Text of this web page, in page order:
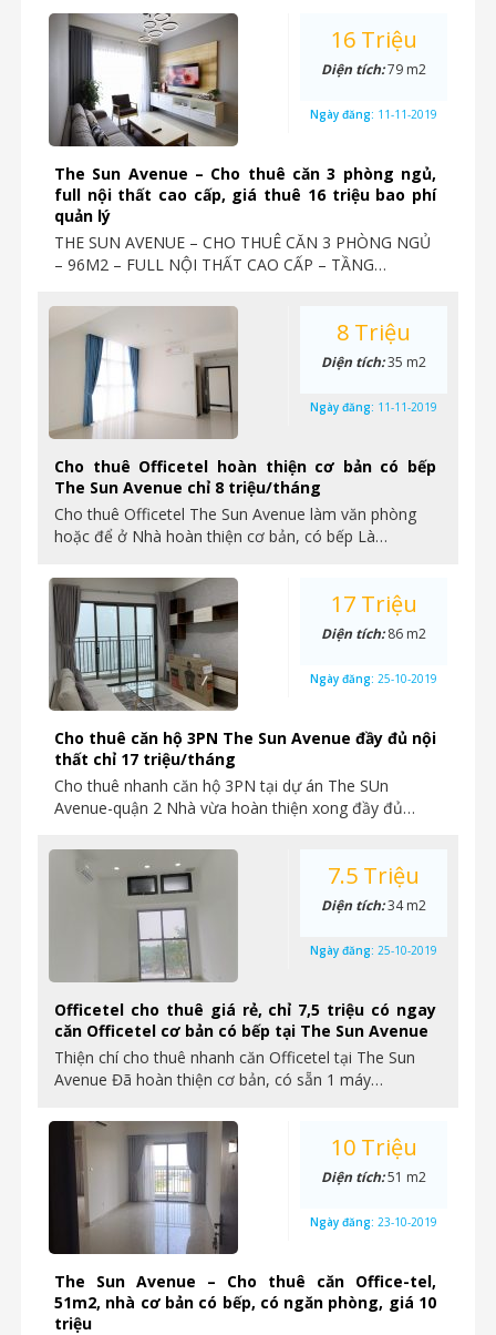
The Sun Avenue – Cho thuê căn 3 phòng ngủ,
full nội thất cao cấp, giá thuê 16 triệu bao phí
quản lý
THE SUN AVENUE – CHO THUÊ CĂN 3 PHÒNG NGỦ
– 96M2 – FULL NỘI THẤT CAO CẤP – TẦNG…
16 Triệu
Diện tích:79 m2
Ngày đăng: 11-11-2019
Cho thuê Officetel hoàn thiện cơ bản có bếp
The Sun Avenue chỉ 8 triệu/tháng
Cho thuê Officetel The Sun Avenue làm văn phòng
hoặc để ở Nhà hoàn thiện cơ bản, có bếp Là…
8 Triệu
Diện tích:35 m2
Ngày đăng: 11-11-2019
Cho thuê căn hộ 3PN The Sun Avenue đầy đủ nội
thất chỉ 17 triệu/tháng
Cho thuê nhanh căn hộ 3PN tại dự án The SUn
Avenue-quận 2 Nhà vừa hoàn thiện xong đầy đủ…
17 Triệu
Diện tích:86 m2
Ngày đăng: 25-10-2019
Officetel cho thuê giá rẻ, chỉ 7,5 triệu có ngay
căn Officetel cơ bản có bếp tại The Sun Avenue
Thiện chí cho thuê nhanh căn Officetel tại The Sun
Avenue Đã hoàn thiện cơ bản, có sẵn 1 máy…
7.5 Triệu
Diện tích:34 m2
Ngày đăng: 25-10-2019
The Sun Avenue – Cho thuê căn Office-tel,
51m2, nhà cơ bản có bếp, có ngăn phòng, giá 10
triệu
10 Triệu
Diện tích:51 m2
Ngày đăng: 23-10-2019